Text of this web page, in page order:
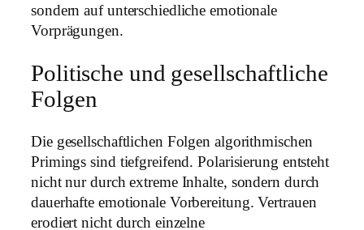
sondern auf unterschiedliche emotionale
Vorprägungen.
Politische und gesellschaftliche
Folgen
Die gesellschaftlichen Folgen algorithmischen
Primings sind tiefgreifend. Polarisierung entsteht
nicht nur durch extreme Inhalte, sondern durch
dauerhafte emotionale Vorbereitung. Vertrauen
erodiert nicht durch einzelne